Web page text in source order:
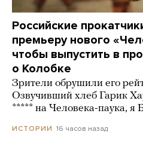
Российские
премьеру нового
чтобы выпустить в
о Колобке
Зрители обрушили его
Озвучивший хлеб Гарик
***** на Человека-паука, я
ИСТОРИИ 16 часов назад